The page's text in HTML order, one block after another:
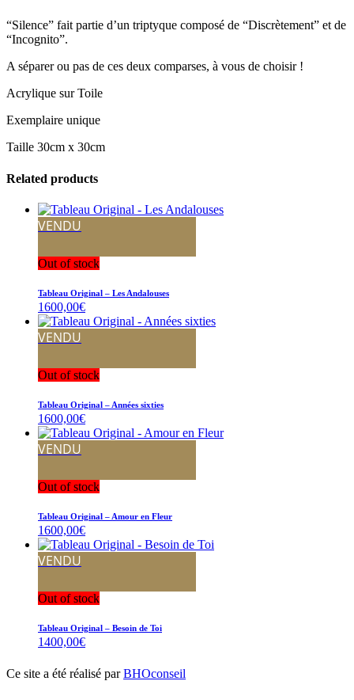
“Silence” fait partie d’un triptyque composé de “Discrètement” et de
“Incognito”.
A séparer ou pas de ces deux comparses, à vous de choisir !
Acrylique sur Toile
Exemplaire unique
Taille 30cm x 30cm
Related products
VENDU
Out of stock
Tableau Original – Les Andalouses
1600,00€
VENDU
Out of stock
Tableau Original – Années sixties
1600,00€
VENDU
Out of stock
Tableau Original – Amour en Fleur
1600,00€
VENDU
Out of stock
Tableau Original – Besoin de Toi
1400,00€
Ce site a été réalisé parBHOconseil